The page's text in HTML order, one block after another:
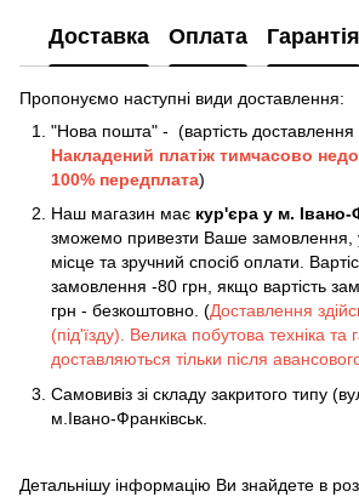
Доставка Оплата Гарантія
Пропонуємо наступні види доставлення:
"Нова пошта" - (вартість доставлення
Накладений платіж тимчасово
100% передплата)
Наш магазин має кур'єра у м. Івано-
зможемо привезти Ваше замовлення,
місце та зручний спосіб оплати.
замовлення -80 грн, якщо вартість
грн - безкоштовно. (Доставлення
(під'їзду). Велика побутова техніка та
доставляються тільки після
Самовивіз зі складу закритого типу
м.Івано-Франківськ.
Детальнішу інформацію Ви знайдете в